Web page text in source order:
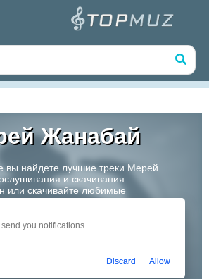
Жанабай
вы найдете лучшие треки Мерей
и скачивания.
или скачивайте любимые
качестве. Откройте для себя
из самых перспективных артистов
you notifications
Discard Allow